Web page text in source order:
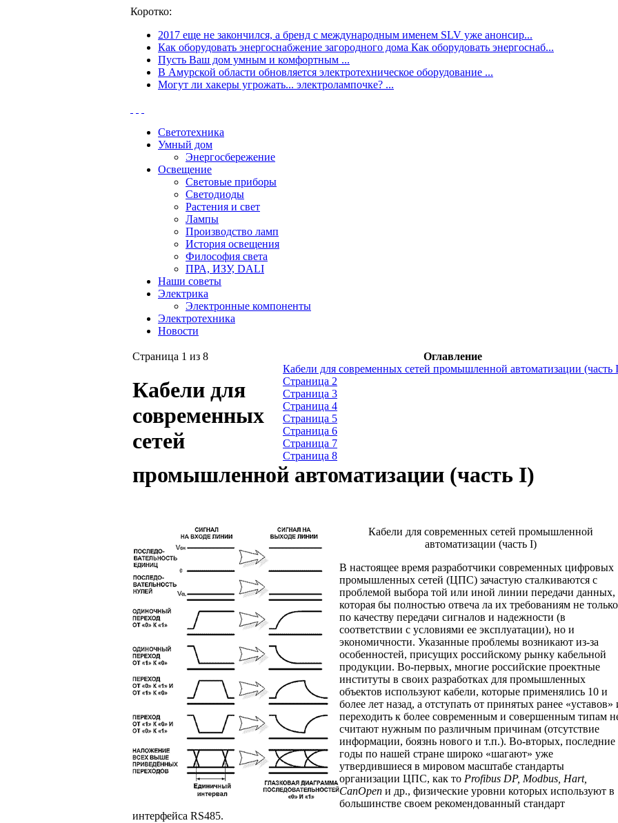
Коротко:
2017 еще не закончился, а бренд с международным именем SLV уже анонсир...
Как оборудовать энергоснабжение загородного дома Как оборудовать энергоснаб...
Пусть Ваш дом умным и комфортным ...
В Амурской области обновляется электротехническое оборудование ...
Могут ли хакеры угрожать... электролампочке? ...
Светотехника
Умный дом
Энергосбережение
Освещение
Световые приборы
Светодиоды
Растения и свет
Лампы
Производство ламп
История освещения
Философия света
ПРА, ИЗУ, DALI
Наши советы
Электрика
Электронные компоненты
Электротехника
Новости
Оглавление
Кабели для современных сетей промышленной автоматизации (часть
Страница 2
Страница 3
Страница 4
Страница 5
Страница 6
Страница 7
Страница 8
Страница 1 из 8
Кабели для
современных
сетей
промышленной автоматизации (часть I)
Кабели для современных сетей промышленной
автоматизации (часть I)
В настоящее время разработчики современных цифровых
промышленных сетей (ЦПС) зачастую сталкиваются с
проблемой выбора той или иной линии передачи данных,
которая бы полностью отвеча ла их требованиям не только
по качеству передачи сигналов и надежности (в
соответствии с условиями ее эксплуатации), но и
экономичности. Указанные проблемы возникают из-за
особенностей, присущих российскому рынку кабельной
продукции. Во-первых, многие российские проектные
институты в своих разработках для промышленных
объектов используют кабели, которые применялись 10 и
более лет назад, а отступать от принятых ранее «уставов»
переходить к более современным и совершенным типам
считают нужным по различным причинам (отсутствие
информации, боязнь нового и т.п.). Во-вторых, последние
годы по нашей стране широко «шагают» уже
утвердившиеся в мировом масштабе стандарты
организации ЦПС, как то Profibus DP, Modbus, Hart,
CanOpen и др., физические уровни которых используют в
большинстве своем рекомендованный стандарт
интерфейса RS485.